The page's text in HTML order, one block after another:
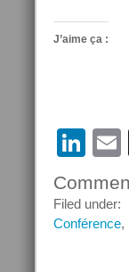
J’aime ça :
Filed under:
Conférence,